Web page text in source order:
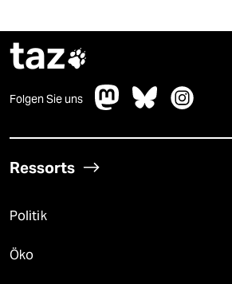
taz
Folgen Sie uns
Ressorts
Politik
Öko